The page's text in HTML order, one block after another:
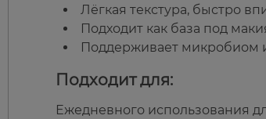
Лёгкая текстура, быстро
Подходит как база под
Поддерживает микробиом и
Подходит для:
Ежедневного использования